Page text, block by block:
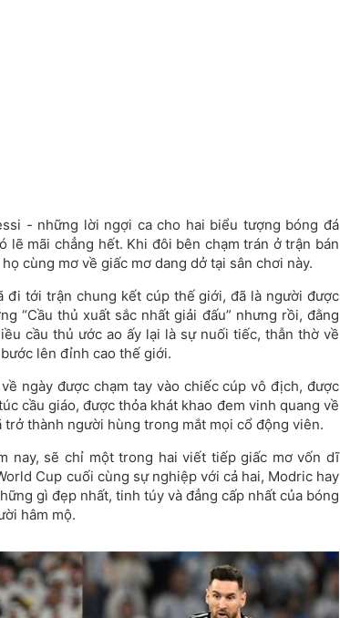
- những lời ngợi ca cho hai biểu tượng bóng đá
lẽ mãi chẳng hết. Khi đôi bên chạm trán ở trận bán
cùng mơ về giấc mơ dang dở tại sân chơi này.
đi tới trận chung kết cúp thế giới, đã là người được
“Cầu thủ xuất sắc nhất giải đấu” nhưng rồi, đằng
cầu thủ ước ao ấy lại là sự nuối tiếc, thẫn thờ về
lên đỉnh cao thế giới.
ngày được chạm tay vào chiếc cúp vô địch, được
cầu giáo, được thỏa khát khao đem vinh quang về
trở thành người hùng trong mắt mọi cổ động viên.
nay, sẽ chỉ một trong hai viết tiếp giấc mơ vốn dĩ
Cup cuối cùng sự nghiệp với cả hai, Modric hay
gì đẹp nhất, tinh túy và đẳng cấp nhất của bóng
hâm mộ.